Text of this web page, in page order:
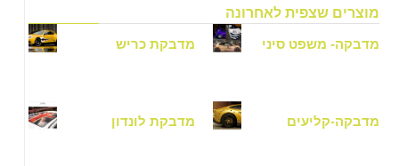
מוצרים שצפית לאחרונה
מדבקה- משפט סיני מדבקת כריש
מדבקה-קליעים מדבקת לונדון